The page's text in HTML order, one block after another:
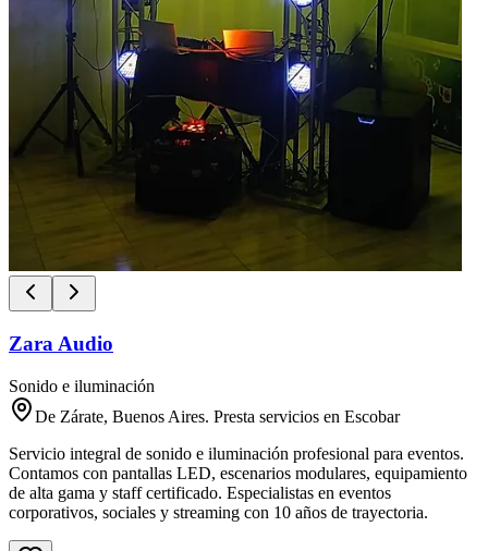
Zara Audio
Sonido e iluminación
De Zárate, Buenos Aires. Presta servicios en Escobar
Servicio integral de sonido e iluminación profesional para eventos.
Contamos con pantallas LED, escenarios modulares, equipamiento
de alta gama y staff certificado. Especialistas en eventos
corporativos, sociales y streaming con 10 años de trayectoria.